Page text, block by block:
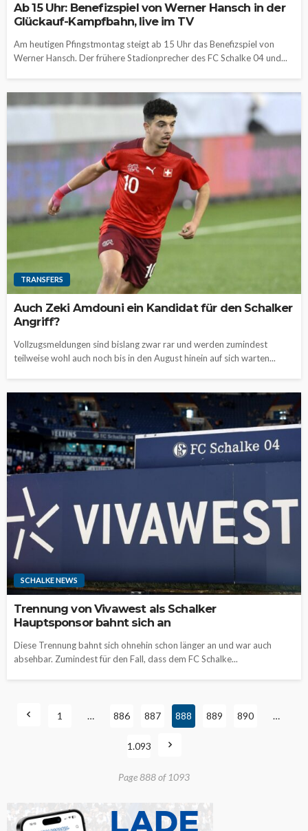
Ab 15 Uhr: Benefizspiel von Werner Hansch in der
Glückauf-Kampfbahn, live im TV
Am heutigen Pfingstmontag steigt ab 15 Uhr das Benefizspiel von
Werner Hansch. Der frühere Stadionprecher des FC Schalke 04 und...
TRANSFERS
Auch Zeki Amdouni ein Kandidat für den Schalker
Angriff?
Vollzugsmeldungen sind bislang zwar rar und werden zumindest
teilweise wohl auch noch bis in den August hinein auf sich warten...
SCHALKE NEWS
Trennung von Vivawest als Schalker
Hauptsponsor bahnt sich an
Diese Trennung bahnt sich ohnehin schon länger an und war auch
absehbar. Zumindest für den Fall, dass dem FC Schalke...
1 … 886 887 888 889 890 …
1.093
Page 888 of 1093